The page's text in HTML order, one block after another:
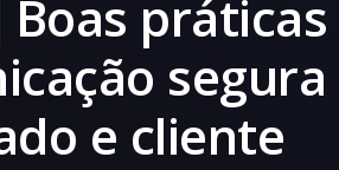
Boas
e cliente